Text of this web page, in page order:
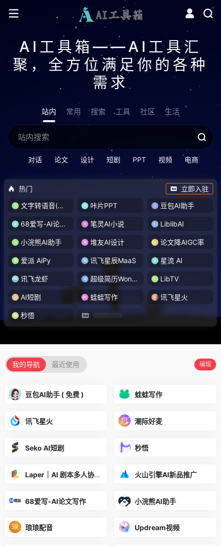
AI工具箱——AI工具汇
聚，全方位满足你的各种
需求
站内 常用 搜索 工具 社区 生活
对话 论文 设计 短剧 PPT 视频 电商
热门
立即入驻
文字转语音(琅琅配音)
咔片PPT 豆包AI助手
68爱写-AI论文写作 笔灵AI小说 LiblibAI
小浣熊AI助手 堆友AI设计 论文降AIGC率
爱派 AiPy 讯飞星辰MaaS 星流 AI
讯飞龙虾 超级简历WonderCV LibTV
AI短剧 蛙蛙写作 讯飞星火
秒悟
我的导航 最近使用 编辑
豆包AI助手 ( 免费 ) 蛙蛙写作
讯飞星火 潮际好麦
Seko AI短剧 秒悟
Laper｜AI 剧本多人协作平台 火山引擎AI新品推广
68爱写-AI论文写作 小浣熊AI助手
琅琅配音 Updream视频